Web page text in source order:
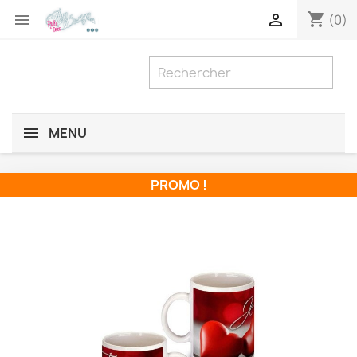
 shopping_cart (0)

MENU
PROMO !